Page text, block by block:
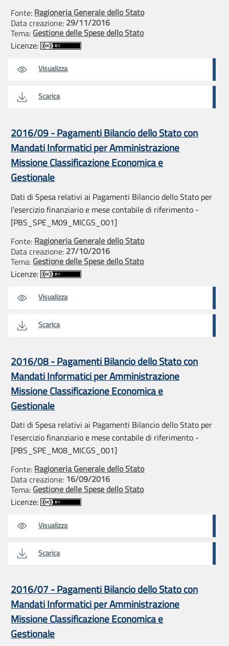
Fonte: Ragioneria Generale dello Stato
Data creazione: 29/11/2016
Tema: Gestione delle Spese dello Stato
Licenze:
Visualizza
Scarica
2016/09 - Pagamenti Bilancio dello Stato con
Mandati Informatici per Amministrazione
Missione Classificazione Economica e
Gestionale
Dati di Spesa relativi ai Pagamenti Bilancio dello Stato per
l'esercizio finanziario e mese contabile di riferimento -
[PBS_SPE_M09_MICGS_001]
Fonte: Ragioneria Generale dello Stato
Data creazione: 27/10/2016
Tema: Gestione delle Spese dello Stato
Licenze:
Visualizza
Scarica
2016/08 - Pagamenti Bilancio dello Stato con
Mandati Informatici per Amministrazione
Missione Classificazione Economica e
Gestionale
Dati di Spesa relativi ai Pagamenti Bilancio dello Stato per
l'esercizio finanziario e mese contabile di riferimento -
[PBS_SPE_M08_MICGS_001]
Fonte: Ragioneria Generale dello Stato
Data creazione: 16/09/2016
Tema: Gestione delle Spese dello Stato
Licenze:
Visualizza
Scarica
2016/07 - Pagamenti Bilancio dello Stato con
Mandati Informatici per Amministrazione
Missione Classificazione Economica e
Gestionale